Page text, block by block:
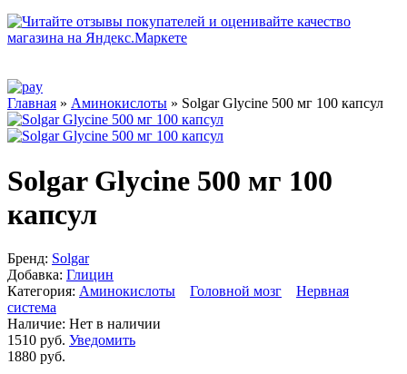
Главная » Аминокислоты » Solgar Glycine 500 мг 100 капсул
Solgar Glycine 500 мг 100
капсул
Бренд: Solgar
Добавка: Глицин
Категория: Аминокислоты Головной мозг
Нервная
система
Наличие: Нет в наличии
1510 руб. Уведомить
1880 руб.